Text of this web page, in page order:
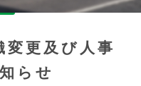
変更及び人事
らせ